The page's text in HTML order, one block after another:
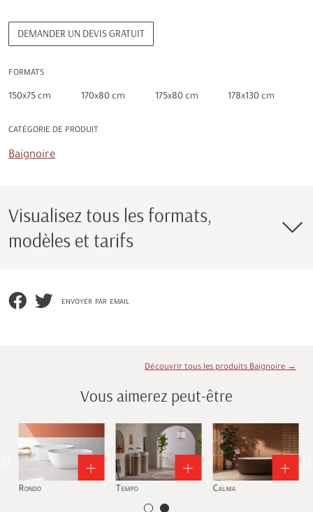
DEMANDER UN DEVIS GRATUIT
FORMATS
150x75 cm 170x80 cm 175x80 cm 178x130 cm
CATÉGORIE DE PRODUIT
Baignoire
Visualisez tous les formats,
modèles et tarifs
envoyer par email
Découvrir tous les produits Baignoire →
Vous aimerez peut-être
Rondo Tempo Calma